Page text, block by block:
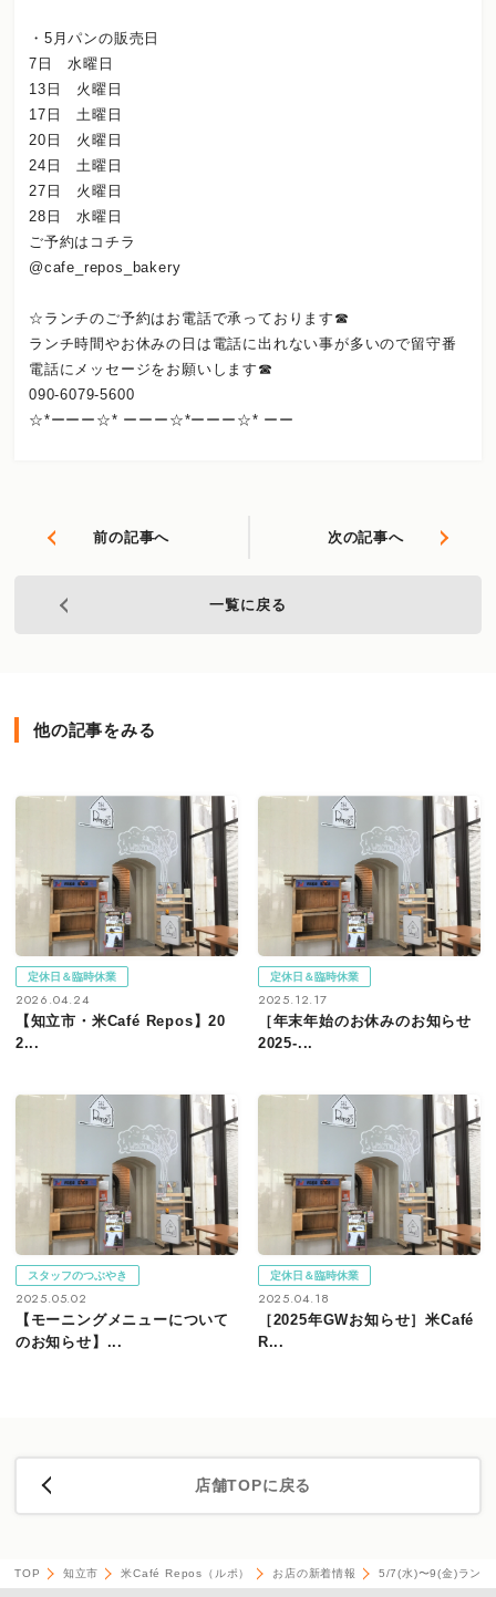
・5月パンの販売日
7日 水曜日
13日 火曜日
17日 土曜日
20日 火曜日
24日 土曜日
27日 火曜日
28日 水曜日
ご予約はコチラ
@cafe_repos_bakery
☆ランチのご予約はお電話で承っております☎︎
ランチ時間やお休みの日は電話に出れない事が多いので留守番
電話にメッセージをお願いします☎︎
090-6079-5600
☆*ーーー☆* ーーー☆*ーーー☆* ーー
前の記事へ 次の記事へ
一覧に戻る
他の記事をみる
定休日＆臨時休業
2026.04.24
【知立市・米Café Repos】20
2...
定休日＆臨時休業
2025.12.17
［年末年始のお休みのお知らせ
2025-...
スタッフのつぶやき
2025.05.02
【モーニングメニューについて
のお知らせ】...
定休日＆臨時休業
2025.04.18
［2025年GWお知らせ］米Café
R...
店舗TOPに戻る
TOP 知立市 米Café Repos（ルポ） お店の新着情報 5/7(水)〜9(金)ランチ